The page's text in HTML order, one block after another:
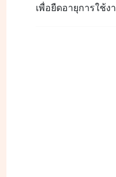
เพื่อยืดอายุการใช้ง